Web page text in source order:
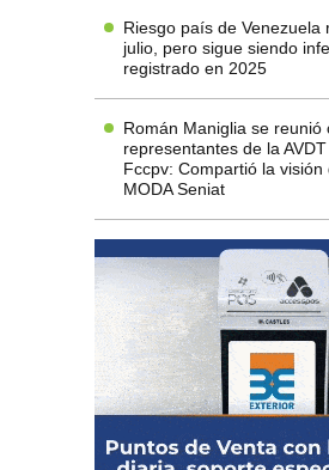
Riesgo país de Venezuela
julio, pero sigue siendo
registrado en 2025
Román Maniglia se reunió
representantes de la
Fccpv: Compartió la visión
MODA Seniat